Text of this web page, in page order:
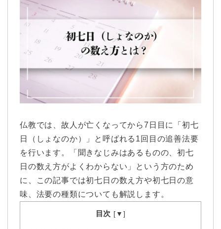
仏教では、故人が亡くなってから7日目に「初七
日（しょなのか）」と呼ばれる1回目の追善法要
を行います。「聞きなじみはあるものの、初七
日の数え方がよくわからない」という方のため
に、この記事では初七日の数え方や初七日の意
味、法要の種類についても解説します。
目次 [ ▼ ]